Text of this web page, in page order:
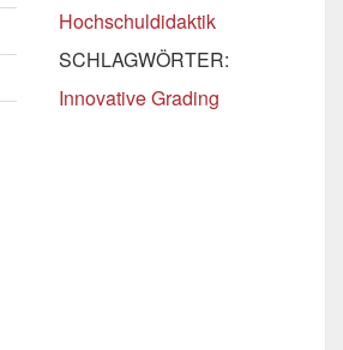
Hochschuldidaktik
SCHLAGWÖRTER:
Innovative Grading